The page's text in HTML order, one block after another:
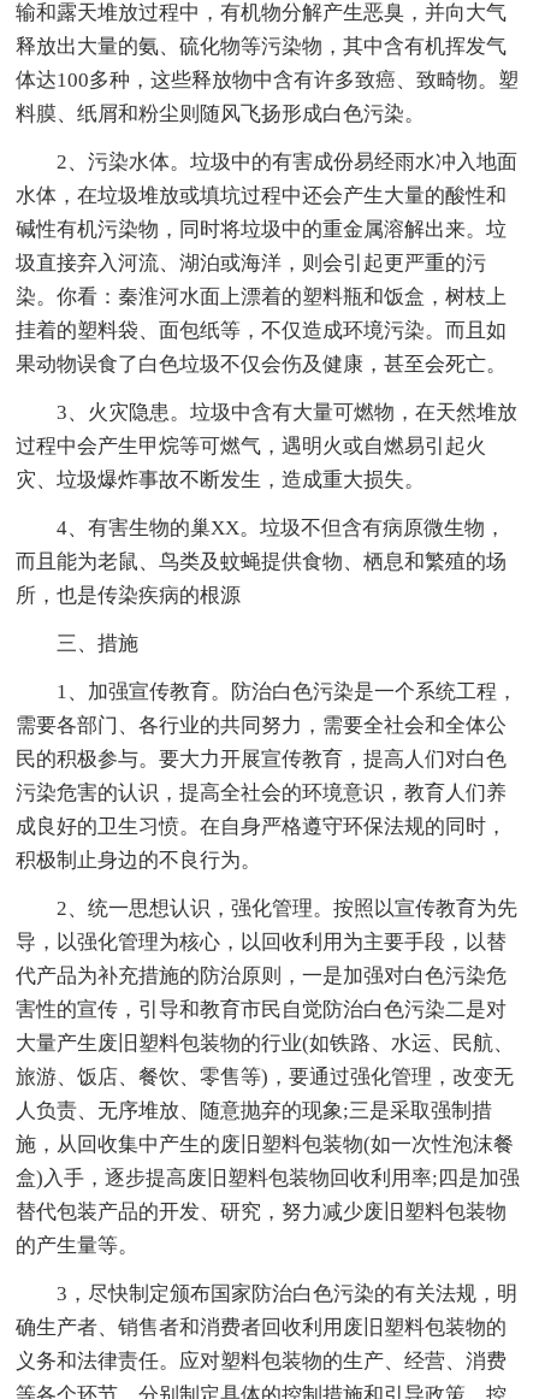
输和露天堆放过程中，有机物分解产生恶臭，并向大气
释放出大量的氨、硫化物等污染物，其中含有机挥发气
体达100多种，这些释放物中含有许多致癌、致畸物。塑
料膜、纸屑和粉尘则随风飞扬形成白色污染。
2、污染水体。垃圾中的有害成份易经雨水冲入地面
水体，在垃圾堆放或填坑过程中还会产生大量的酸性和
碱性有机污染物，同时将垃圾中的重金属溶解出来。垃
圾直接弃入河流、湖泊或海洋，则会引起更严重的污
染。你看：秦淮河水面上漂着的塑料瓶和饭盒，树枝上
挂着的塑料袋、面包纸等，不仅造成环境污染。而且如
果动物误食了白色垃圾不仅会伤及健康，甚至会死亡。
3、火灾隐患。垃圾中含有大量可燃物，在天然堆放
过程中会产生甲烷等可燃气，遇明火或自燃易引起火
灾、垃圾爆炸事故不断发生，造成重大损失。
4、有害生物的巢XX。垃圾不但含有病原微生物，
而且能为老鼠、鸟类及蚊蝇提供食物、栖息和繁殖的场
所，也是传染疾病的根源
三、措施
1、加强宣传教育。防治白色污染是一个系统工程，
需要各部门、各行业的共同努力，需要全社会和全体公
民的积极参与。要大力开展宣传教育，提高人们对白色
污染危害的认识，提高全社会的环境意识，教育人们养
成良好的卫生习愤。在自身严格遵守环保法规的同时，
积极制止身边的不良行为。
2、统一思想认识，强化管理。按照以宣传教育为先
导，以强化管理为核心，以回收利用为主要手段，以替
代产品为补充措施的防治原则，一是加强对白色污染危
害性的宣传，引导和教育市民自觉防治白色污染二是对
大量产生废旧塑料包装物的行业(如铁路、水运、民航、
旅游、饭店、餐饮、零售等)，要通过强化管理，改变无
人负责、无序堆放、随意抛弃的现象;三是采取强制措
施，从回收集中产生的废旧塑料包装物(如一次性泡沫餐
盒)入手，逐步提高废旧塑料包装物回收利用率;四是加强
替代包装产品的开发、研究，努力减少废旧塑料包装物
的产生量等。
3，尽快制定颁布国家防治白色污染的有关法规，明
确生产者、销售者和消费者回收利用废旧塑料包装物的
义务和法律责任。应对塑料包装物的生产、经营、消费